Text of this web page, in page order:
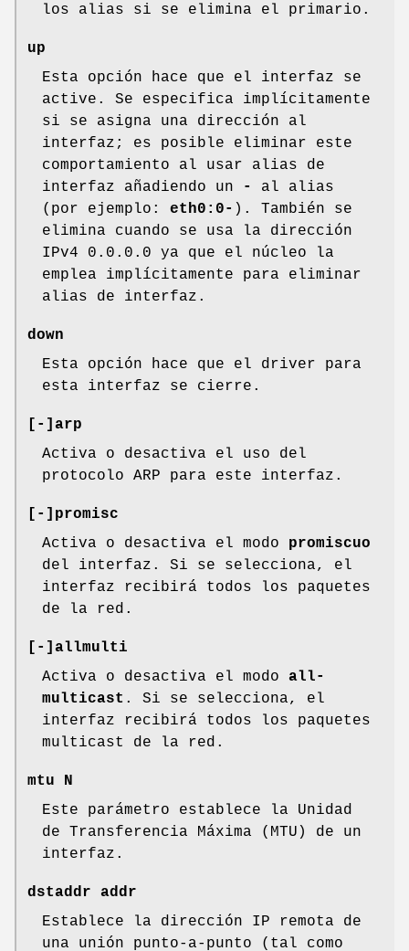
los alias si se elimina el primario.
up
Esta opción hace que el interfaz se
active. Se especifica implícitamente
si se asigna una dirección al
interfaz; es posible eliminar este
comportamiento al usar alias de
interfaz añadiendo un
-
al alias
(por ejemplo: eth0:0- ). También se
elimina cuando se usa la dirección
IPv4 0.0.0.0 ya que el núcleo la
emplea implícitamente para eliminar
alias de interfaz.
down
Esta opción hace que el driver para
esta interfaz se cierre.
[-]arp
Activa o desactiva el uso del
protocolo ARP para este interfaz.
[-]promisc
Activa o desactiva el modo promiscuo
del interfaz. Si se selecciona, el
interfaz recibirá todos los paquetes
de la red.
[-]allmulti
Activa o desactiva el modo all-
multicast . Si se selecciona, el
interfaz recibirá todos los paquetes
multicast de la red.
mtu N
Este parámetro establece la Unidad
de Transferencia Máxima (MTU) de un
interfaz.
dstaddr addr
Establece la dirección IP remota de
una unión punto-a-punto (tal como